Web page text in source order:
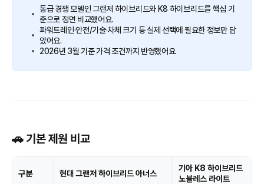
동급 경쟁 모델인 그랜저 하이브리드와 K8 하이브리드를 핵심 기
준으로 정면 비교했어요.
파워트레인·안전/기술·차체 크기 등 실제 선택에 필요한 정보만 담
았어요.
2026년 3월 기준 가격 조건까지 반영했어요.
🚗 기본 제원 비교
구분 현대 그랜저 하이브리드 아너스
기아 K8 하이브리드
노블레스 라이트